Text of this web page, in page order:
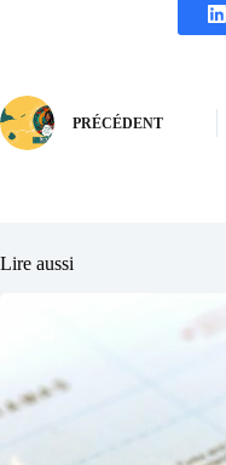
PRÉCÉDENT
Lire aussi